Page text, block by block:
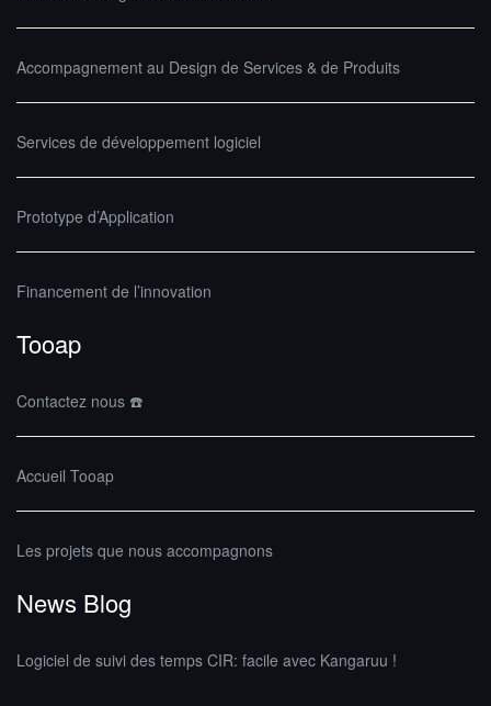
Accompagnement au Design de Services & de Produits
Services de développement logiciel
Prototype d’Application
Financement de l’innovation
Tooap
Contactez nous ☎️
Accueil Tooap
Les projets que nous accompagnons
News Blog
Logiciel de suivi des temps CIR: facile avec Kangaruu !